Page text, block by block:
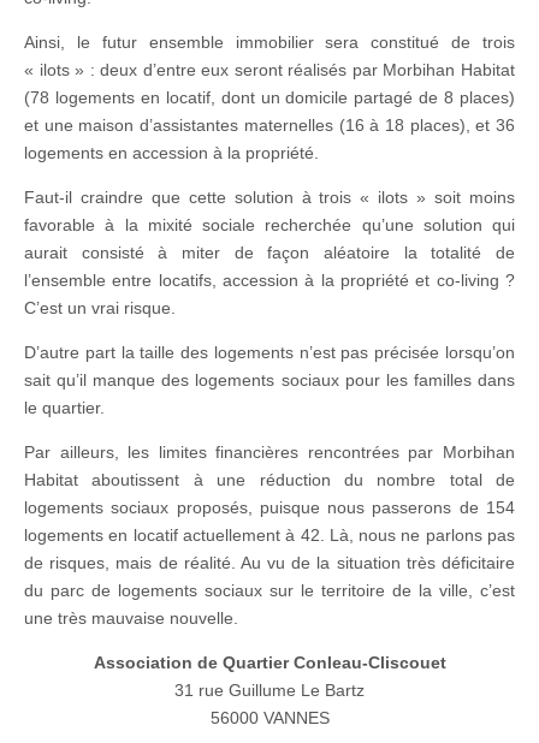
Ainsi, le futur ensemble immobilier sera constitué de trois
« ilots » : deux d’entre eux seront réalisés par Morbihan Habitat
(78 logements en locatif, dont un domicile partagé de 8 places)
et une maison d’assistantes maternelles (16 à 18 places), et 36
logements en accession à la propriété.
Faut-il craindre que cette solution à trois « ilots » soit moins
favorable à la mixité sociale recherchée qu’une solution qui
aurait consisté à miter de façon aléatoire la totalité de
l’ensemble entre locatifs, accession à la propriété et co-living ?
C’est un vrai risque.
D’autre part la taille des logements n’est pas précisée lorsqu’on
sait qu’il manque des logements sociaux pour les familles dans
le quartier.
Par ailleurs, les limites financières rencontrées par Morbihan
Habitat aboutissent à une réduction du nombre total de
logements sociaux proposés, puisque nous passerons de 154
logements en locatif actuellement à 42. Là, nous ne parlons pas
de risques, mais de réalité. Au vu de la situation très déficitaire
du parc de logements sociaux sur le territoire de la ville, c’est
une très mauvaise nouvelle.
Association de Quartier Conleau-Cliscouet
31 rue Guillume Le Bartz
56000 VANNES